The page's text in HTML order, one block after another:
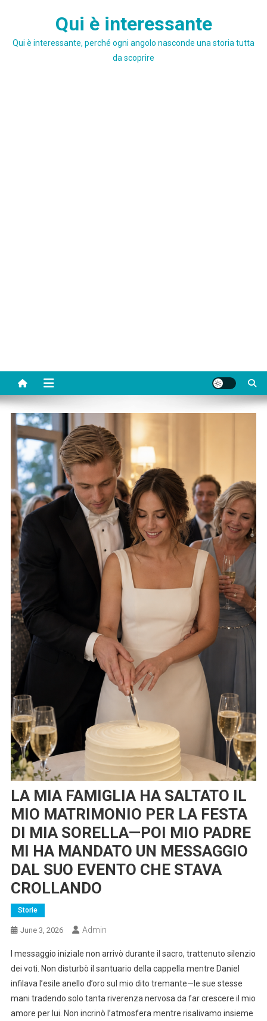
Qui è interessante
Qui è interessante, perché ogni angolo nasconde una storia tutta
da scoprire
LA MIA FAMIGLIA HA SALTATO IL
MIO MATRIMONIO PER LA FESTA
DI MIA SORELLA—POI MIO PADRE
MI HA MANDATO UN MESSAGGIO
DAL SUO EVENTO CHE STAVA
CROLLANDO
Storie
June 3, 2026 Admin
l messaggio iniziale non arrivò durante il sacro, trattenuto silenzio
dei voti. Non disturbò il santuario della cappella mentre Daniel
infilava l’esile anello d’oro sul mio dito tremante—le sue stesse
mani tradendo solo tanta riverenza nervosa da far crescere il mio
amore per lui. Non incrinò l’atmosfera mentre risalivamo insieme